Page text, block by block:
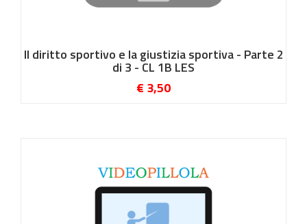
Il diritto sportivo e la giustizia sportiva - Parte 2
di 3 - CL 1B LES
€ 3,50